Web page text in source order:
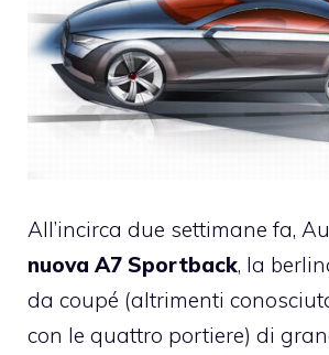
All’incirca due settimane fa,
nuova A7 Sportback, la
da coupé (altrimenti
con le quattro portiere) di